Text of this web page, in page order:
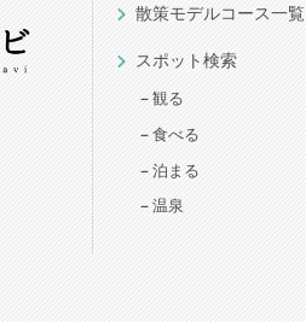
散策モデルコース一覧
スポット検索
観る
食べる
泊まる
温泉